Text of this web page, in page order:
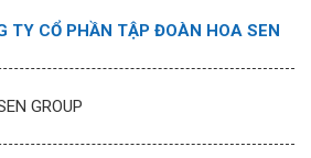
TY CỔ PHẦN TẬP ĐOÀN HOA SEN
GROUP